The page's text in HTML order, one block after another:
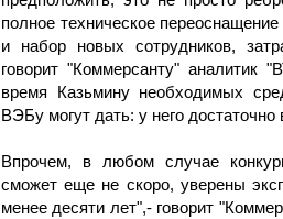
полное техническое
и набор новых сотрудников,
говорит "Коммерсанту" аналитик
время Казьмину необходимых
ВЭБу могут дать: у него достаточно
Впрочем, в любом случае
сможет еще не скоро, уверены
менее десяти лет",- говорит